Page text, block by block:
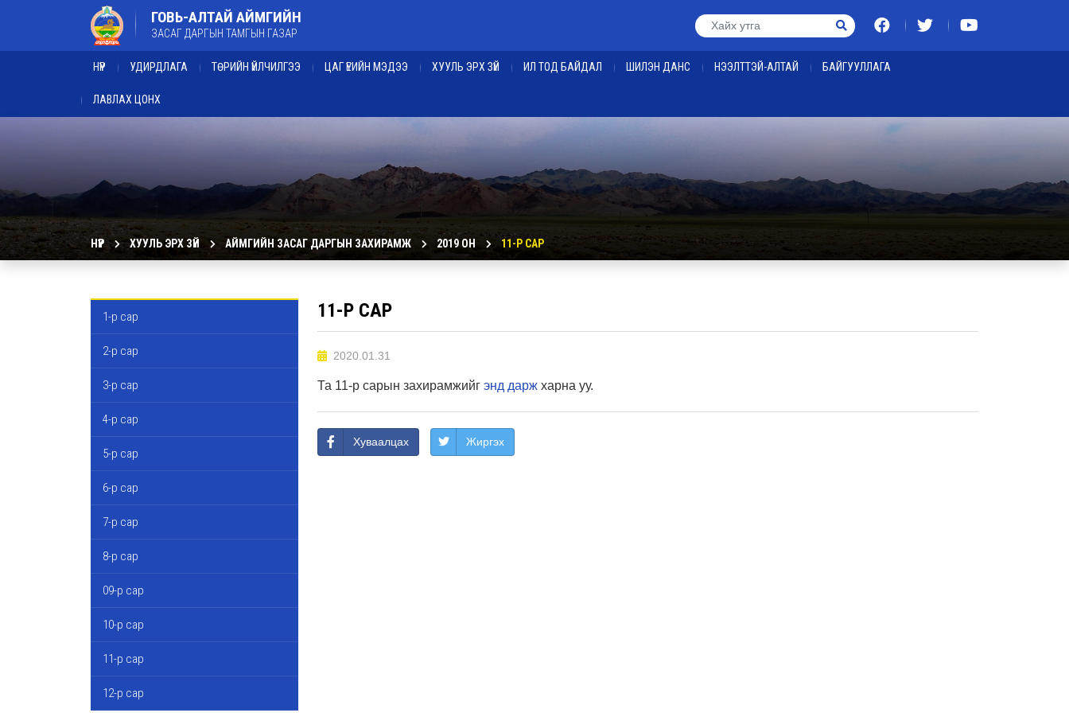
ГОВЬ-АЛТАЙ АЙМГИЙН
ЗАСАГ ДАРГЫН ТАМГЫН ГАЗАР
НҮҮР УДИРДЛАГА ТӨРИЙН ҮЙЛЧИЛГЭЭ ЦАГ ҮЕИЙН МЭДЭЭ ХУУЛЬ ЭРХ ЗҮЙ ИЛ ТОД БАЙДАЛ ШИЛЭН ДАНС НЭЭЛТТЭЙ-АЛТАЙ БАЙГУУЛЛАГА
ЛАВЛАХ ЦОНХ
НҮҮР ХУУЛЬ ЭРХ ЗҮЙ АЙМГИЙН ЗАСАГ ДАРГЫН ЗАХИРАМЖ 2019 ОН 11-Р САР
1-р сар
2-р сар
3-р сар
4-р сар
5-р сар
6-р сар
7-р сар
8-р сар
09-р сар
10-р сар
11-р сар
12-р сар
11-Р САР
2020.01.31
Та 11-р сарын захирамжийг энд дарж харна уу.
Хуваалцах Жиргэх